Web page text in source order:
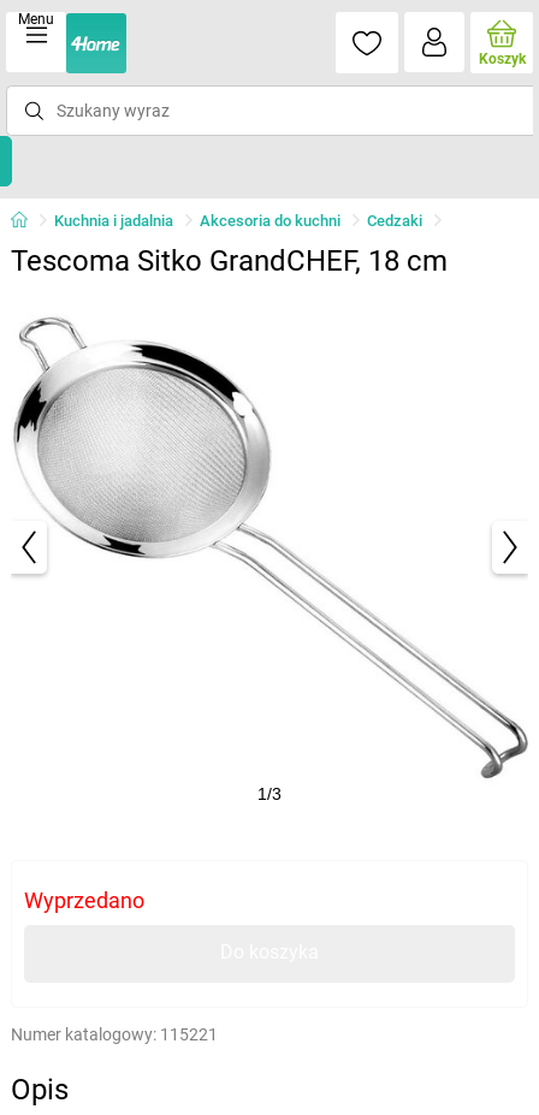
Menu
Koszyk
Kuchnia i jadalnia Akcesoria do kuchni Cedzaki
Tescoma Sitko GrandCHEF, 18 cm
1/3
Wyprzedano
Numer katalogowy: 115221
Opis